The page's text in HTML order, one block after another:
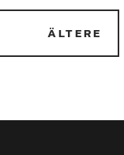
ÄLTERE